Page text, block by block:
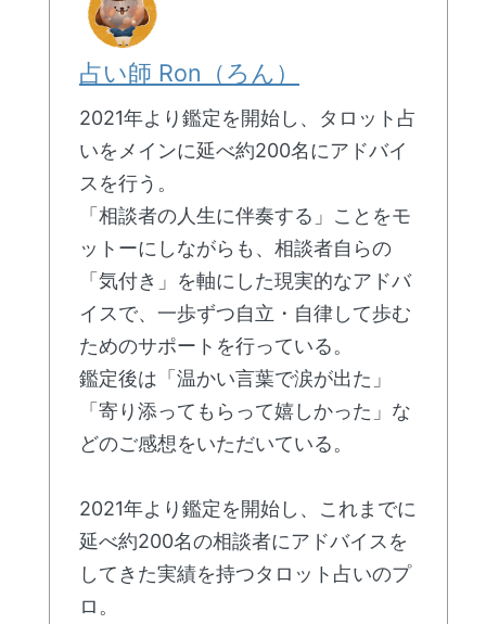
占い師 Ron（ろん）
2021年より鑑定を開始し、タロット占
いをメインに延べ約200名にアドバイ
スを行う。
「相談者の人生に伴奏する」ことをモ
ットーにしながらも、相談者自らの
「気付き」を軸にした現実的なアドバ
イスで、一歩ずつ自立・自律して歩む
ためのサポートを行っている。
鑑定後は「温かい言葉で涙が出た」
「寄り添ってもらって嬉しかった」な
どのご感想をいただいている。
2021年より鑑定を開始し、これまでに
延べ約200名の相談者にアドバイスを
してきた実績を持つタロット占いのプ
ロ。